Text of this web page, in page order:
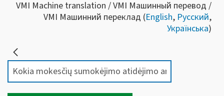
VMI Machine translation / VMI Машинный перевод /
VMI Машинний переклад (English, Русский,
Українська)